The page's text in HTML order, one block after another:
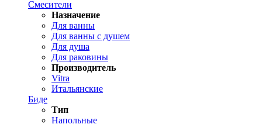
Смесители
Назначение
Для ванны
Для ванны с душем
Для душа
Для раковины
Производитель
Vitra
Итальянские
Биде
Тип
Напольные